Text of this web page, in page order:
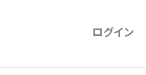
ログイン